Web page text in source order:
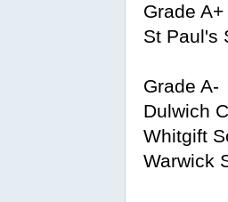
Grade A+
St Paul's
Grade A-
Dulwich
Whitgift
Warwick